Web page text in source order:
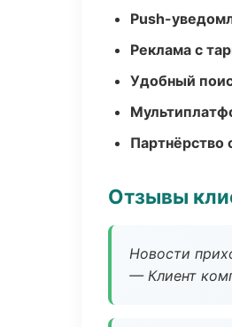
Push-
Реклама с
Удобный
Партнёрство
Отзывы
Новости
— Клиент